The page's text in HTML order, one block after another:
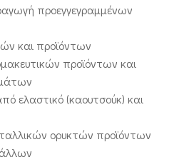
προεγγεγραμμένων
και προϊόντων
προϊόντων και
ελαστικό (καουτσούκ) και
ορυκτών προϊόντων